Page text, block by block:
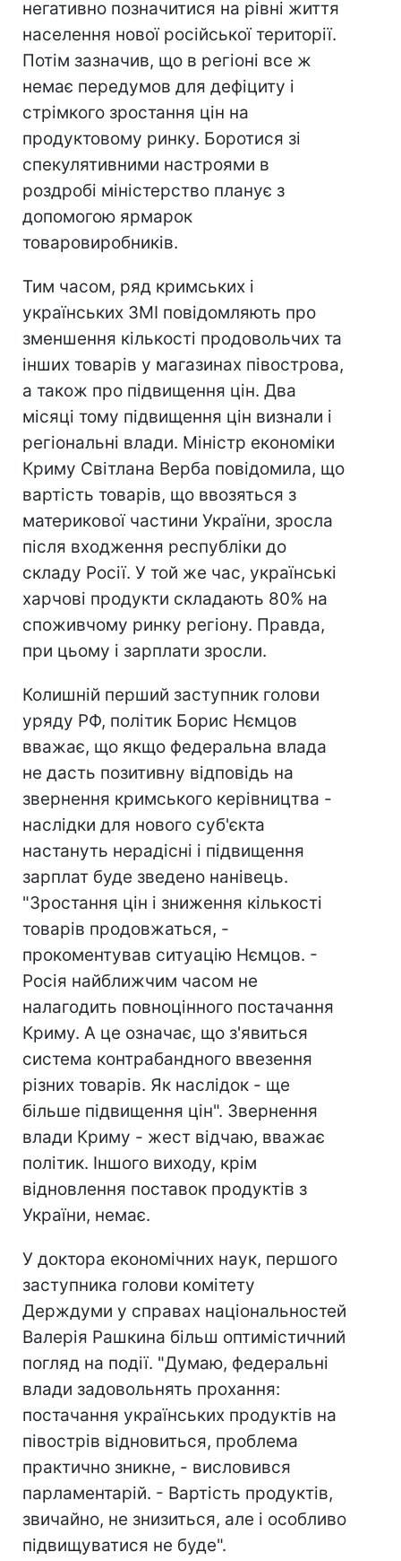
негативно позначитися на рівні життя
населення нової російської території.
Потім зазначив, що в регіоні все ж
немає передумов для дефіциту і
стрімкого зростання цін на
продуктовому ринку. Боротися зі
спекулятивними настроями в
роздробі міністерство планує з
допомогою ярмарок
товаровиробників.
Тим часом, ряд кримських і
українських ЗМІ повідомляють про
зменшення кількості продовольчих та
інших товарів у магазинах півострова,
а також про підвищення цін. Два
місяці тому підвищення цін визнали і
регіональні влади. Міністр економіки
Криму Світлана Верба повідомила, що
вартість товарів, що ввозяться з
материкової частини України, зросла
після входження республіки до
складу Росії. У той же час, українські
харчові продукти складають 80% на
споживчому ринку регіону. Правда,
при цьому і зарплати зросли.
Колишній перший заступник голови
уряду РФ, політик Борис Нємцов
вважає, що якщо федеральна влада
не дасть позитивну відповідь на
звернення кримського керівництва -
наслідки для нового суб'єкта
настануть нерадісні і підвищення
зарплат буде зведено нанівець.
"Зростання цін і зниження кількості
товарів продовжаться, -
прокоментував ситуацію Нємцов. -
Росія найближчим часом не
налагодить повноцінного постачання
Криму. А це означає, що з'явиться
система контрабандного ввезення
різних товарів. Як наслідок - ще
більше підвищення цін". Звернення
влади Криму - жест відчаю, вважає
політик. Іншого виходу, крім
відновлення поставок продуктів з
України, немає.
У доктора економічних наук, першого
заступника голови комітету
Держдуми у справах національностей
Валерія Рашкина більш оптимістичний
погляд на події. "Думаю, федеральні
влади задовольнять прохання:
постачання українських продуктів на
півострів відновиться, проблема
практично зникне, - висловився
парламентарій. - Вартість продуктів,
звичайно, не знизиться, але і особливо
підвищуватися не буде".